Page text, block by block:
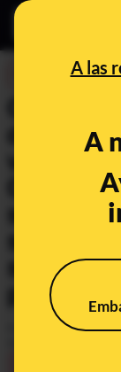
A las
A
de
vacuna
COVID-
son
probados
Publicado elMar 29,